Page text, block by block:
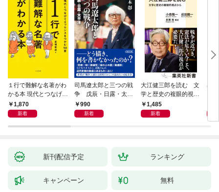
１行で難解な名著がわ
かる本 現代とつなげて
エッセンスをつかむ50
冊
1,870
新着
司馬遼太郎と三つの戦
争 戊辰・日露・太平
洋990
新着
大江健三郎を読む 文
学と歴史の複眼的視点
から1,485
新着
出
新刊配信予定 ランキング
キャンペーン 無料